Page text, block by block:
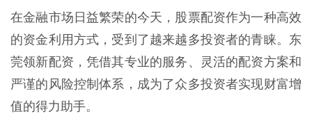
在金融市场日益繁荣的今天，股票配资作为一种高效
的资金利用方式，受到了越来越多投资者的青睐。东
莞领新配资，凭借其专业的服务、灵活的配资方案和
严谨的风险控制体系，成为了众多投资者实现财富增
值的得力助手。